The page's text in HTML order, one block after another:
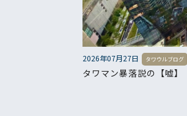
2026年07月27日 タワウルブログ
タワマン暴落説の【嘘